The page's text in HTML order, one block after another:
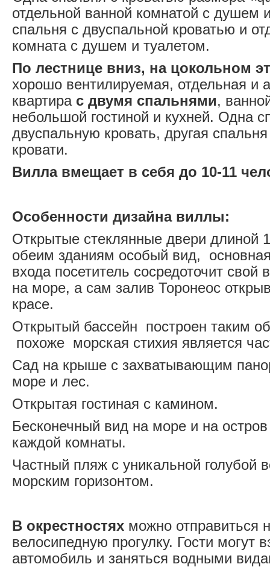
отдельной ванной комнатой с душем
спальня с двуспальной кроватью и
комната с душем и туалетом.
По лестнице вниз, на цокольном
хорошо вентилируемая, отдельная и
квартира с двумя спальнями,
небольшой гостиной и кухней. Одна
двуспальную кровать, другая
кровати.
Вилла вмещает в себя до 10-11
Особенности дизайна виллы:
Открытые стеклянные двери длиной
обеим зданиям особый вид,
входа посетитель сосредоточит свой
на море, а сам залив Торонеос
красе.
Открытый бассейн построен таким
похоже морская стихия является
Сад на крыше с захватывающим
море и лес.
Открытая гостиная с камином.
Бесконечный вид на море и на
каждой комнаты.
Частный пляж с уникальной голубой
морским горизонтом.
В окрестностях можно отправиться
велосипедную прогулку. Гости могут
автомобиль и заняться водными